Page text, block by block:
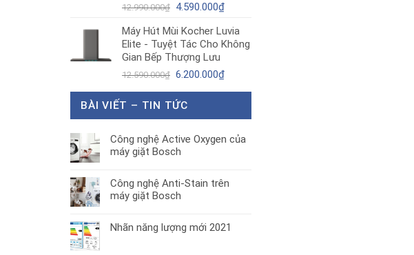
12.990.000₫ Giá
là:
12.990.000₫.
4.590.000₫Giá
tại
là:
Máy Hút Mùi Kocher Luvia
Elite - Tuyệt Tác Cho Không
Gian Bếp Thượng Lưu
12.590.000₫ Giá
là:
6.200.000₫Giá
BÀI VIẾT – TIN TỨC
Công nghệ Active Oxygen của
máy giặt Bosch
Công nghệ Anti-Stain trên
máy giặt Bosch
Nhãn năng lượng mới 2021